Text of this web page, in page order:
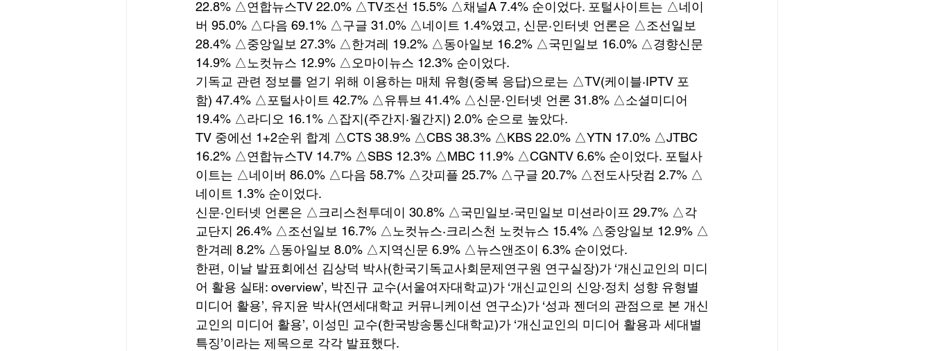
22.8% △연합뉴스TV 22.0% △TV조선 15.5% △채널A 7.4% 순이었다. 포털사이트는 △네이
버 95.0% △다음 69.1% △구글 31.0% △네이트 1.4%였고, 신문·인터넷 언론은 △조선일보
28.4% △중앙일보 27.3% △한겨레 19.2% △동아일보 16.2% △국민일보 16.0% △경향신문
14.9% △노컷뉴스 12.9% △오마이뉴스 12.3% 순이었다.
기독교 관련 정보를 얻기 위해 이용하는 매체 유형(중복 응답)으로는 △TV(케이블·IPTV 포
함) 47.4% △포털사이트 42.7% △유튜브 41.4% △신문·인터넷 언론 31.8% △소셜미디어
19.4% △라디오 16.1% △잡지(주간지·월간지) 2.0% 순으로 높았다.
TV 중에선 1+2순위 합계 △CTS 38.9% △CBS 38.3% △KBS 22.0% △YTN 17.0% △JTBC
16.2% △연합뉴스TV 14.7% △SBS 12.3% △MBC 11.9% △CGNTV 6.6% 순이었다. 포털사
이트는 △네이버 86.0% △다음 58.7% △갓피플 25.7% △구글 20.7% △전도사닷컴 2.7% △
네이트 1.3% 순이었다.
신문·인터넷 언론은 △크리스천투데이 30.8% △국민일보·국민일보 미션라이프 29.7% △각
교단지 26.4% △조선일보 16.7% △노컷뉴스·크리스천 노컷뉴스 15.4% △중앙일보 12.9% △
한겨레 8.2% △동아일보 8.0% △지역신문 6.9% △뉴스앤조이 6.3% 순이었다.
한편, 이날 발표회에선 김상덕 박사(한국기독교사회문제연구원 연구실장)가 ‘개신교인의 미디
어 활용 실태: overview’, 박진규 교수(서울여자대학교)가 ‘개신교인의 신앙·정치 성향 유형별
미디어 활용’, 유지윤 박사(연세대학교 커뮤니케이션 연구소)가 ‘성과 젠더의 관점으로 본 개신
교인의 미디어 활용’, 이성민 교수(한국방송통신대학교)가 ‘개신교인의 미디어 활용과 세대별
특징’이라는 제목으로 각각 발표했다.